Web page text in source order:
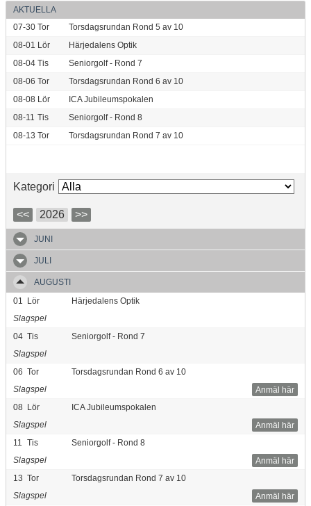
AKTUELLA
07-30 Tor
Torsdagsrundan Rond 5 av 10
08-01 Lör
Härjedalens Optik
08-04 Tis
Seniorgolf - Rond 7
08-06 Tor
Torsdagsrundan Rond 6 av 10
08-08 Lör
ICA Jubileumspokalen
08-11 Tis
Seniorgolf - Rond 8
08-13 Tor Torsdagsrundan Rond 7 av 10
Kategori
<< 2026 >>
JUNI
JULI
AUGUSTI
01
Lör
Härjedalens Optik
Slagspel
04 Tis
Seniorgolf - Rond 7
Slagspel
06 Tor
Torsdagsrundan Rond 6 av 10
Anmäl här
Slagspel
08 Lör
ICA Jubileumspokalen
Anmäl här
Slagspel
11
Tis
Seniorgolf - Rond 8
Anmäl här
Slagspel
13 Tor
Torsdagsrundan Rond 7 av 10
Anmäl här
Slagspel